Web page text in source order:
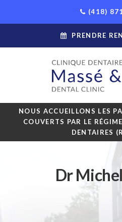
(418)
PRENDRE
NOUS ACCUEILLONS LES
COUVERTS PAR LE
DENTAIRES
Dr